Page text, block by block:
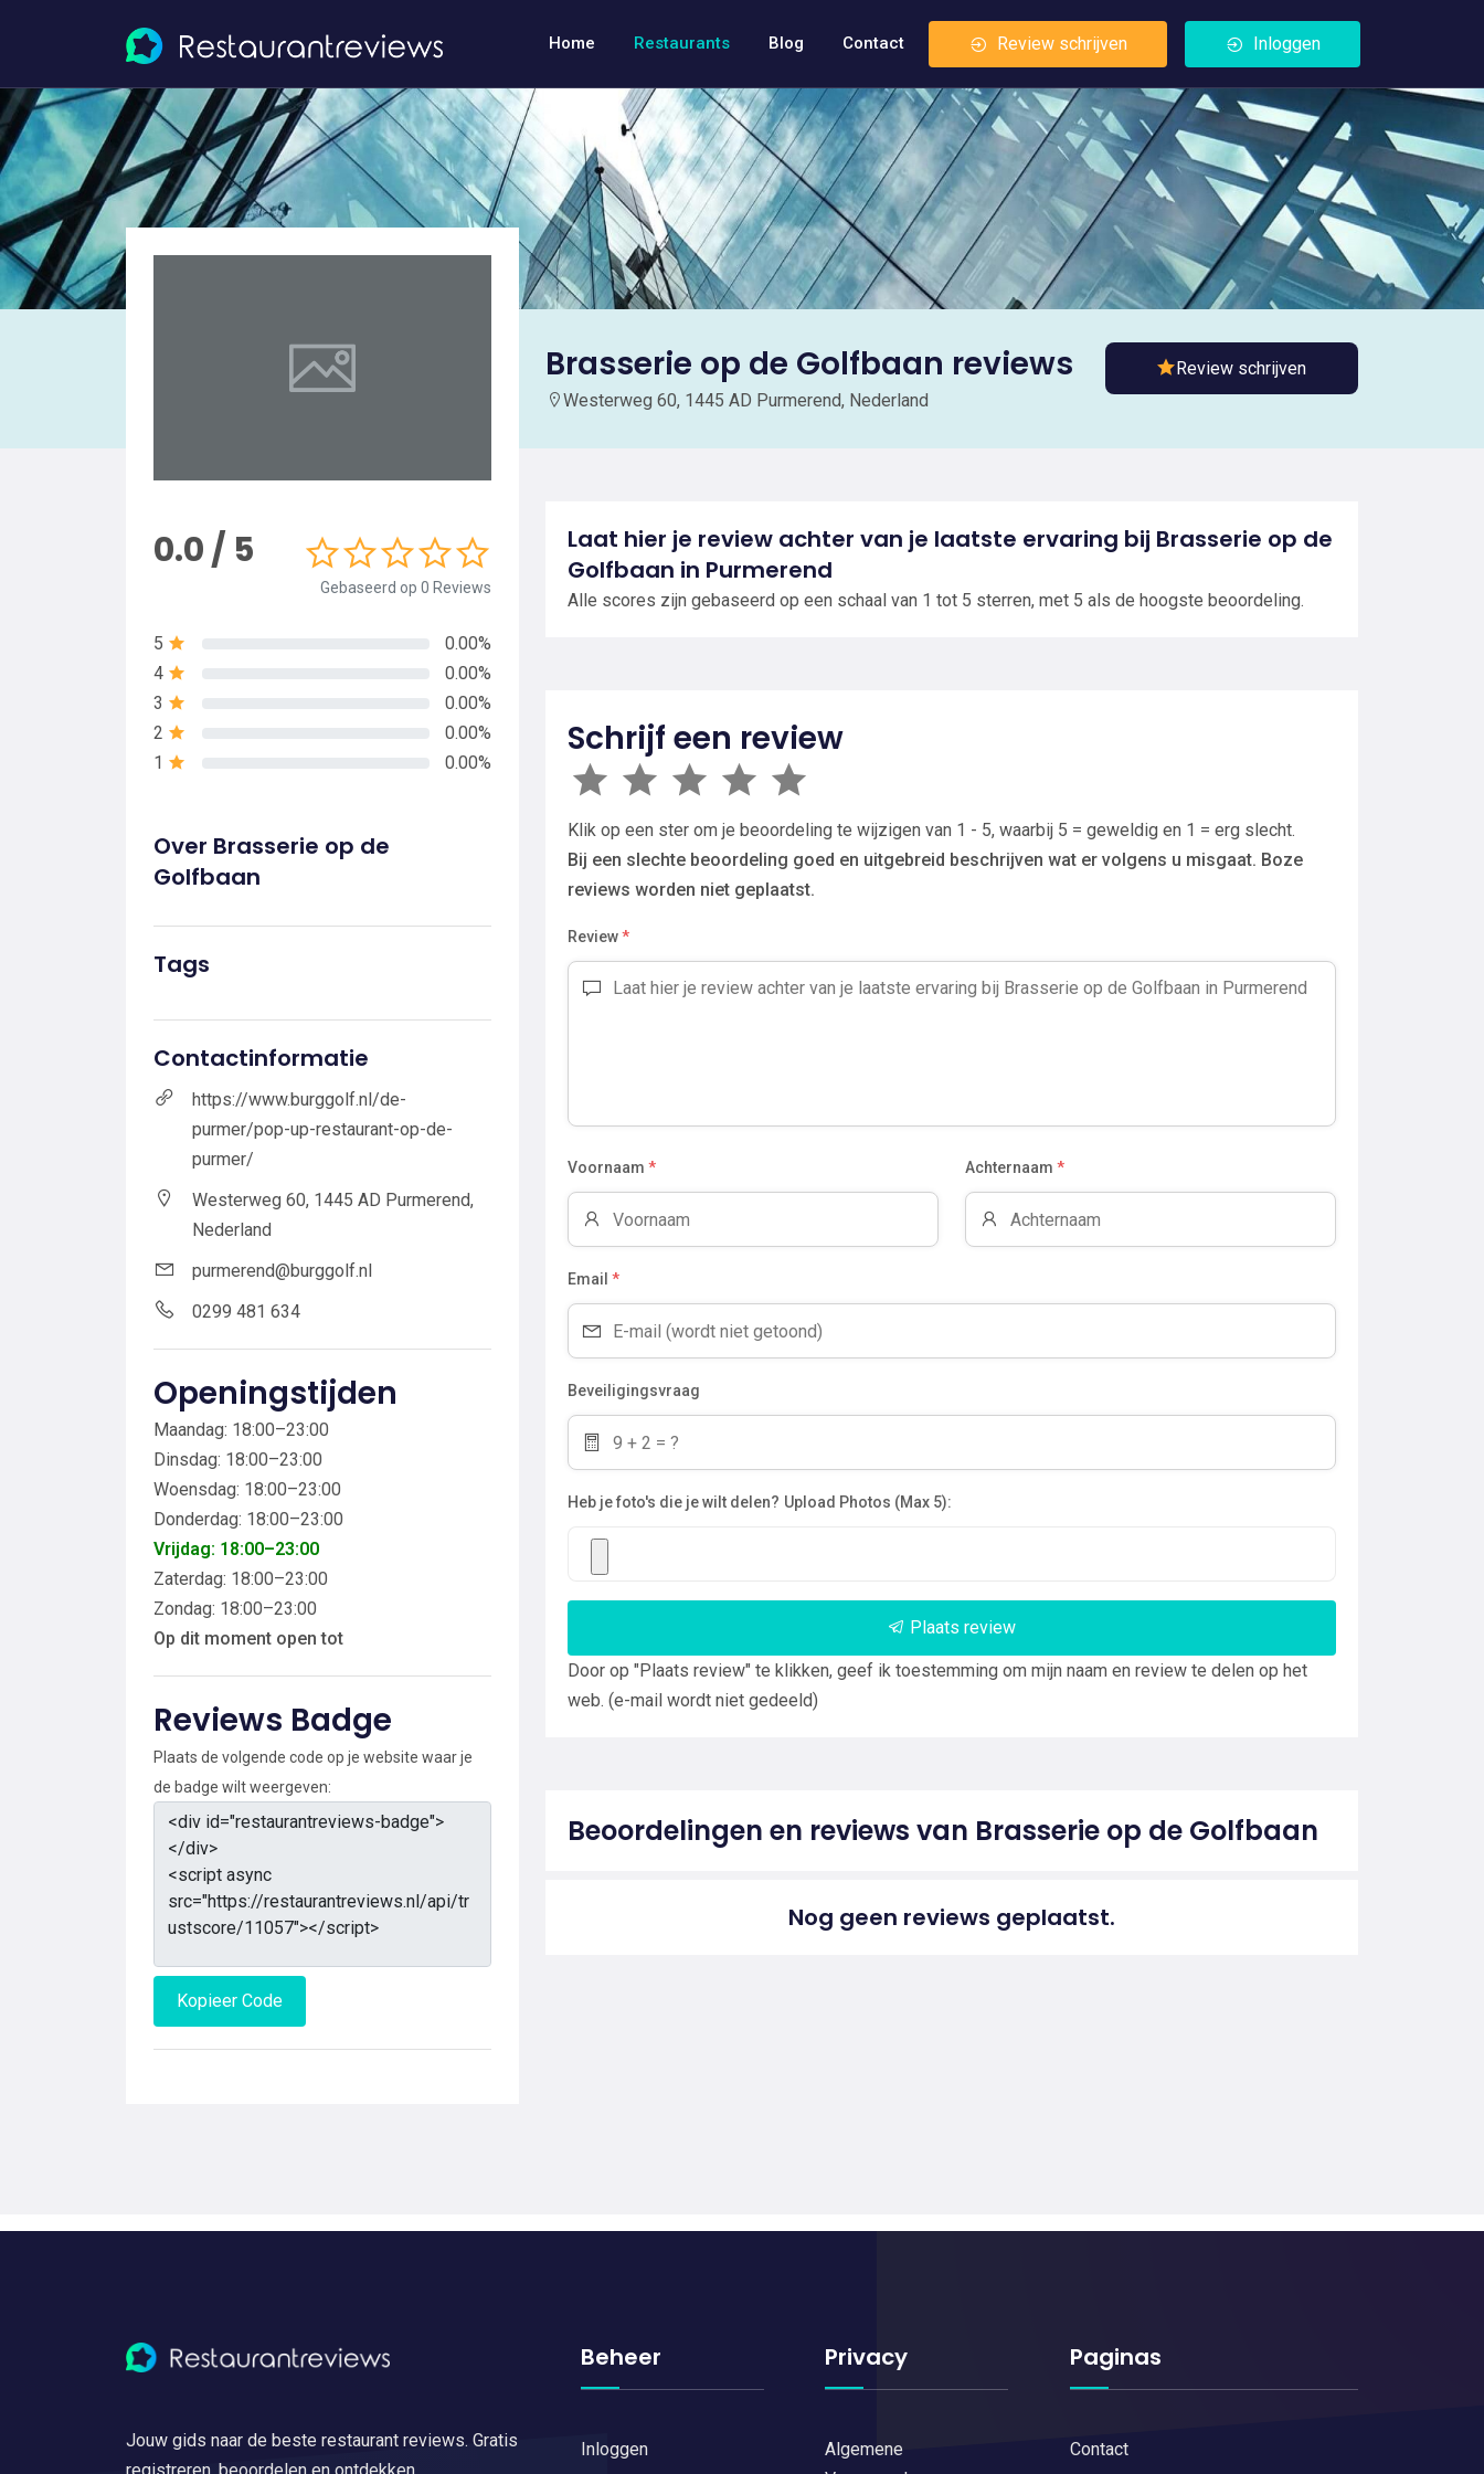
Home Restaurants Blog Contact Review schrijven Inloggen
Brasserie op de Golfbaan reviews
Westerweg 60, 1445 AD Purmerend, Nederland
Review schrijven
0.0 / 5
Gebaseerd op 0 Reviews
5
0.00%
4
0.00%
3
0.00%
2
0.00%
1
0.00%
Over Brasserie op de
Golfbaan
Tags
Contactinformatie
https://www.burggolf.nl/de-
purmer/pop-up-restaurant-op-de-
purmer/
Westerweg 60, 1445 AD Purmerend,
Nederland
purmerend@burggolf.nl
0299 481 634
Openingstijden
Maandag: 18:00–23:00
Dinsdag: 18:00–23:00
Woensdag: 18:00–23:00
Donderdag: 18:00–23:00
Vrijdag: 18:00–23:00
Zaterdag: 18:00–23:00
Zondag: 18:00–23:00
Op dit moment open tot
Reviews Badge
Plaats de volgende code op je website waar je
de badge wilt weergeven:
Kopieer Code
Laat hier je review achter van je laatste ervaring bij Brasserie op de
Golfbaan in Purmerend
Alle scores zijn gebaseerd op een schaal van 1 tot 5 sterren, met 5 als de hoogste beoordeling.
Schrijf een review
Klik op een ster om je beoordeling te wijzigen van 1 - 5, waarbij 5 = geweldig en 1 = erg slecht.
Bij een slechte beoordeling goed en uitgebreid beschrijven wat er volgens u misgaat. Boze
reviews worden niet geplaatst.
Review*
Voornaam * Achternaam *
Email *
Beveiligingsvraag
Heb je foto's die je wilt delen? Upload Photos (Max 5):
Plaats review
Door op "Plaats review" te klikken, geef ik toestemming om mijn naam en review te delen op het
web. (e-mail wordt niet gedeeld)
Beoordelingen en reviews van Brasserie op de Golfbaan
Nog geen reviews geplaatst.
Jouw gids naar de beste restaurant reviews. Gratis
Beheer
Inloggen
Privacy
Algemene
Paginas
Contact